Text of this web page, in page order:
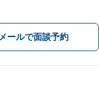
】
メールで面談予約